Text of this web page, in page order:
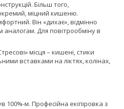
Більш того,
міцний кишеню.
Він «дихає», відмінно
аналогам. Для повітрообміну в
місця – кишені, стики
вставками на ліктях, колінах,
м. Професійна екіпіровка з